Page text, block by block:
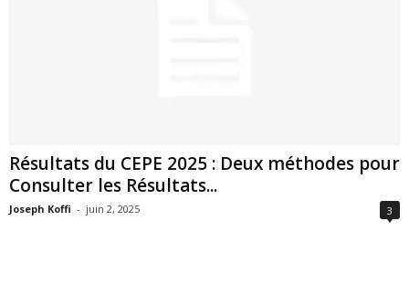
Résultats du CEPE 2025 : Deux méthodes pour
Consulter les Résultats...
Joseph Koffi - juin 2, 2025 3